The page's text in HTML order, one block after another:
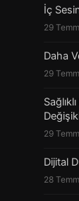
İç
29
Daha
29
29
Dijital
28